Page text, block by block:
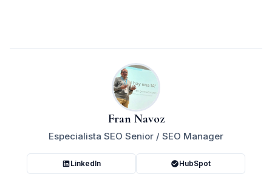
Fran Navoz
Especialista SEO Senior / SEO Manager
LinkedIn HubSpot